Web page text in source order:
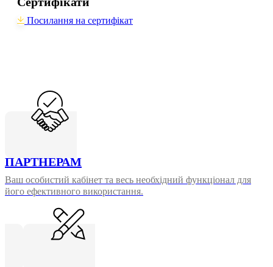
Посилання на сертифікат
ПАРТНЕРАМ
Ваш особистий кабінет та весь необхідний функціонал для
його ефективного використання.